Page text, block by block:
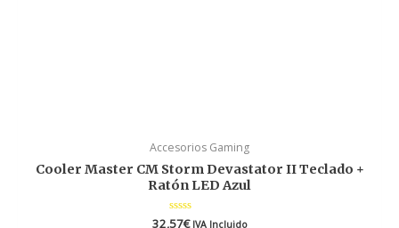
Accesorios Gaming
Cooler Master CM Storm Devastator II Teclado +
Ratón LED Azul
Valorado
32,57€ IVA Incluido